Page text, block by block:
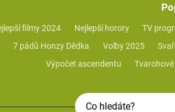
filmy 2024 Nejlepší horory TV
7 pádů Honzy Dědka Volby 2025
Výpočet ascendentu